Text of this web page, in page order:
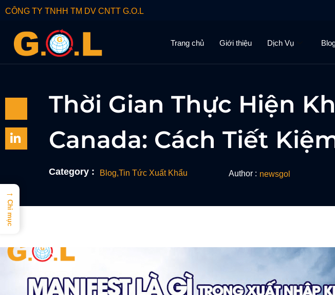
CÔNG TY TNHH TM DV CNTT G.O.L
Trang chủ Giới thiệu Dịch Vụ
Thời Gian Thực Hiện
Canada: Cách Tiết
Category : Blog,Tin Tức Xuất Khẩu Author : newsgol
→
Chỉ mục